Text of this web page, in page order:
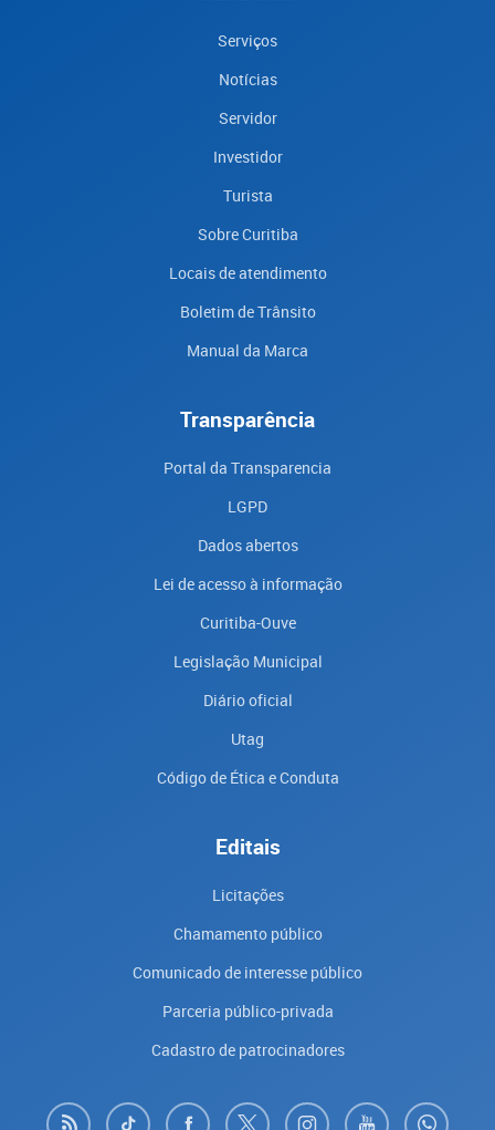
Serviços
Notícias
Servidor
Investidor
Turista
Sobre Curitiba
Locais de atendimento
Boletim de Trânsito
Manual da Marca
Transparência
Portal da Transparencia
LGPD
Dados abertos
Lei de acesso à informação
Curitiba-Ouve
Legislação Municipal
Diário oficial
Utag
Código de Ética e Conduta
Editais
Licitações
Chamamento público
Comunicado de interesse público
Parceria público-privada
Cadastro de patrocinadores